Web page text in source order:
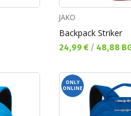
JAKO
Backpack Striker
Текуща цена:
24,99 € / 48,88
ONLY
ONLINE